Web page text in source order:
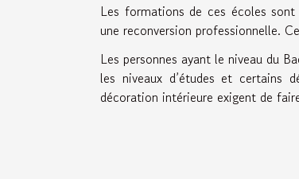
Les formations de ces écoles
une reconversion professionnelle.
Les personnes ayant le niveau du
les niveaux d’études et certains
décoration intérieure exigent de